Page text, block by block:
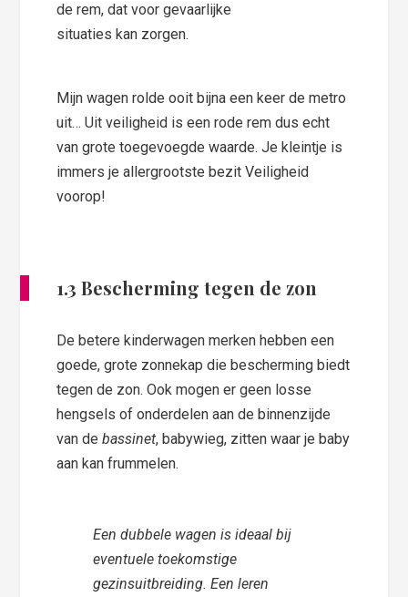
de rem, dat voor gevaarlijke
situaties kan zorgen. ⁣
Mijn wagen rolde ooit bijna een keer de metro
uit… Uit veiligheid is een rode rem dus echt
van grote toegevoegde waarde. Je kleintje is
immers je allergrootste bezit Veiligheid
voorop!
1.3 Bescherming tegen de zon
De betere kinderwagen merken hebben een
goede, grote zonnekap die bescherming biedt
tegen de zon. Ook mogen er geen losse
hengsels of onderdelen aan de binnenzijde
van debassinet, babywieg, zitten waar je baby
aan kan frummelen.
Een dubbele wagen is ideaal bij
eventuele toekomstige
gezinsuitbreiding. Een leren